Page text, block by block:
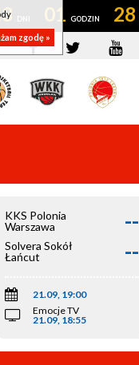
01 28
KKS Polonia
Warszawa
--
Solvera Sokół
Łańcut
--
21.09, 19:00
Emocje TV
21.09, 18:55
zgodę »